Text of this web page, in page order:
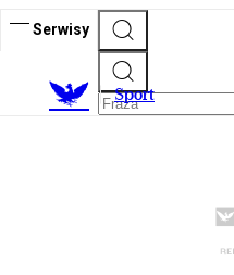
Serwisy
Sport